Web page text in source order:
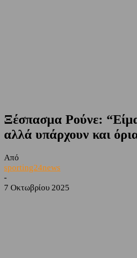
Ξέσπασμα Ρούνε:
αλλά υπάρχουν και
Από
sporting24news
-
7 Οκτωβρίου 2025